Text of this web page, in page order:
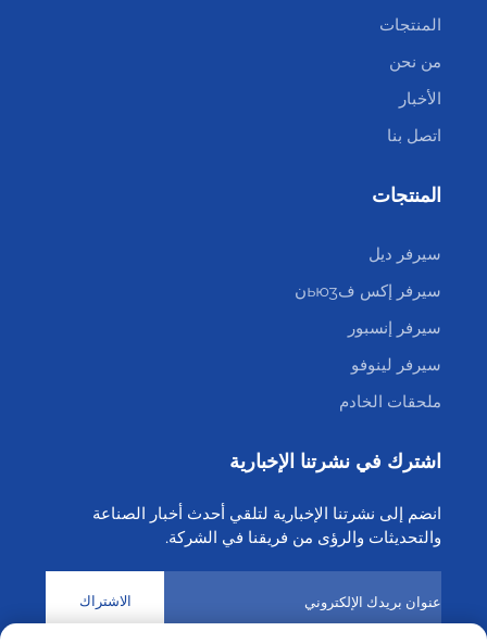
المنتجات
من نحن
الأخبار
اتصل بنا
المنتجات
سيرفر ديل
سيرفر إكس فьюʒن
سيرفر إنسبور
سيرفر لينوفو
ملحقات الخادم
اشترك في نشرتنا الإخبارية
انضم إلى نشرتنا الإخبارية لتلقي أحدث أخبار الصناعة
والتحديثات والرؤى من فريقنا في الشركة.
الاشتراك